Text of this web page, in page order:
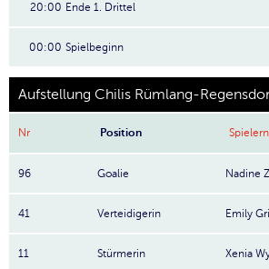
20:00 Ende 1. Drittel
00:00 Spielbeginn
Aufstellung Chilis Rümlang-
Nr Position
96 Goalie Nadine
41 Verteidigerin Emily
11 Stürmerin Xenia